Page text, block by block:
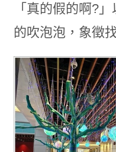
「真的假的啊?
的吹泡泡，象徵